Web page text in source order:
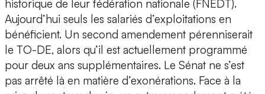
historique de leur fédération nationale (FNEDT).
Aujourd’hui seuls les salariés d’exploitations en
bénéficient. Un second amendement pérenniserait
le TO-DE, alors qu’il est actuellement programmé
pour deux ans supplémentaires. Le Sénat ne s’est
pas arrêté là en matière d’exonérations. Face à la